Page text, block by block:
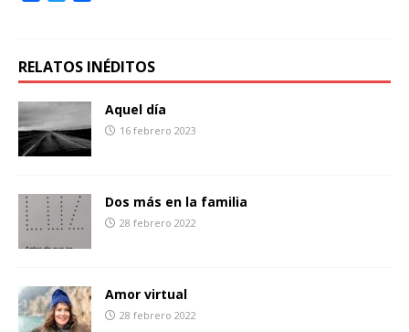
b
o
o
k
t
e
r
a
r
RELATOS INÉDITOS
Aquel día
16 febrero 2023
Dos más en la familia
28 febrero 2022
Amor virtual
28 febrero 2022